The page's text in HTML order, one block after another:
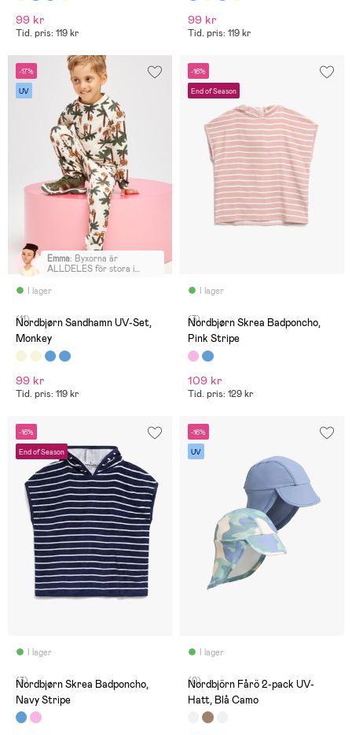
99 kr
Tid. pris: 119 kr
99 kr
Tid. pris: 119 kr
-17%
UV
I lager
Emma: Byxorna är
ALLDELES för stora i
tröjan sitter bra. Min dotter
blir att beställa annat märke
tyvärr. Orimligt stora i
midjan.
(11)
Nordbjørn Sandhamn UV-Set,
Monkey
99 kr
Tid. pris: 119 kr
-16%
End of Season
I lager
(3)
Nordbjørn Skrea Badponcho,
Pink Stripe
109 kr
Tid. pris: 129 kr
-16%
End of Season
I lager
(3)
Nordbjørn Skrea Badponcho,
Navy Stripe
-16%
UV
I lager
(0)
Nordbjörn Fårö 2-pack UV-
Hatt, Blå Camo